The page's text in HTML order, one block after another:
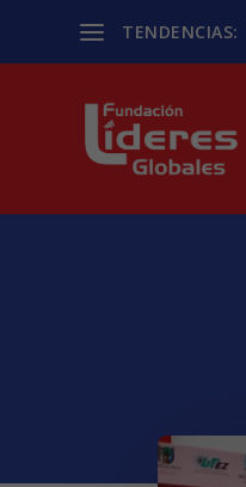
TENDENCIAS: